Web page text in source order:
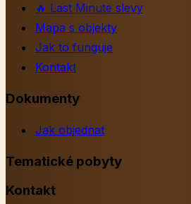
🔥 Last Minute slevy
Mapa s objekty
Jak to funguje
Kontakt
Dokumenty
Jak objednat
Tematické pobyty
Kontakt